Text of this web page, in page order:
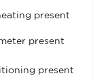
present
present
present